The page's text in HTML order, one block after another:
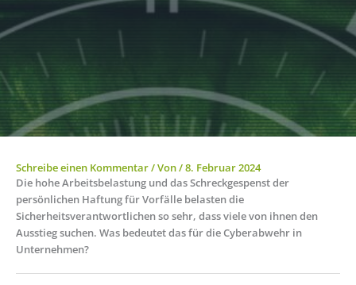
Schreibe einen Kommentar/ Von/8. Februar 2024
Die hohe Arbeitsbelastung und das Schreckgespenst der
persönlichen Haftung für Vorfälle belasten die
Sicherheitsverantwortlichen so sehr, dass viele von ihnen den
Ausstieg suchen. Was bedeutet das für die Cyberabwehr in
Unternehmen?